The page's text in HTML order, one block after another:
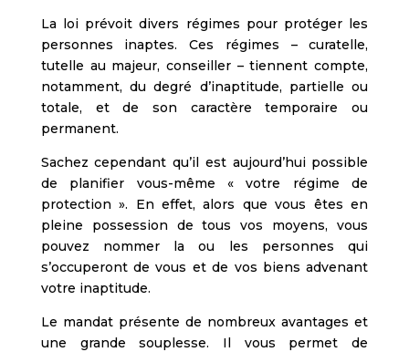
La loi prévoit divers régimes pour protéger les
personnes inaptes. Ces régimes – curatelle,
tutelle au majeur, conseiller – tiennent compte,
notamment, du degré d’inaptitude, partielle ou
totale, et de son caractère temporaire ou
permanent.
Sachez cependant qu’il est aujourd’hui possible
de planifier vous-même « votre régime de
protection ». En effet, alors que vous êtes en
pleine possession de tous vos moyens, vous
pouvez nommer la ou les personnes qui
s’occuperont de vous et de vos biens advenant
votre inaptitude.
Le mandat présente de nombreux avantages et
une grande souplesse. Il vous permet de